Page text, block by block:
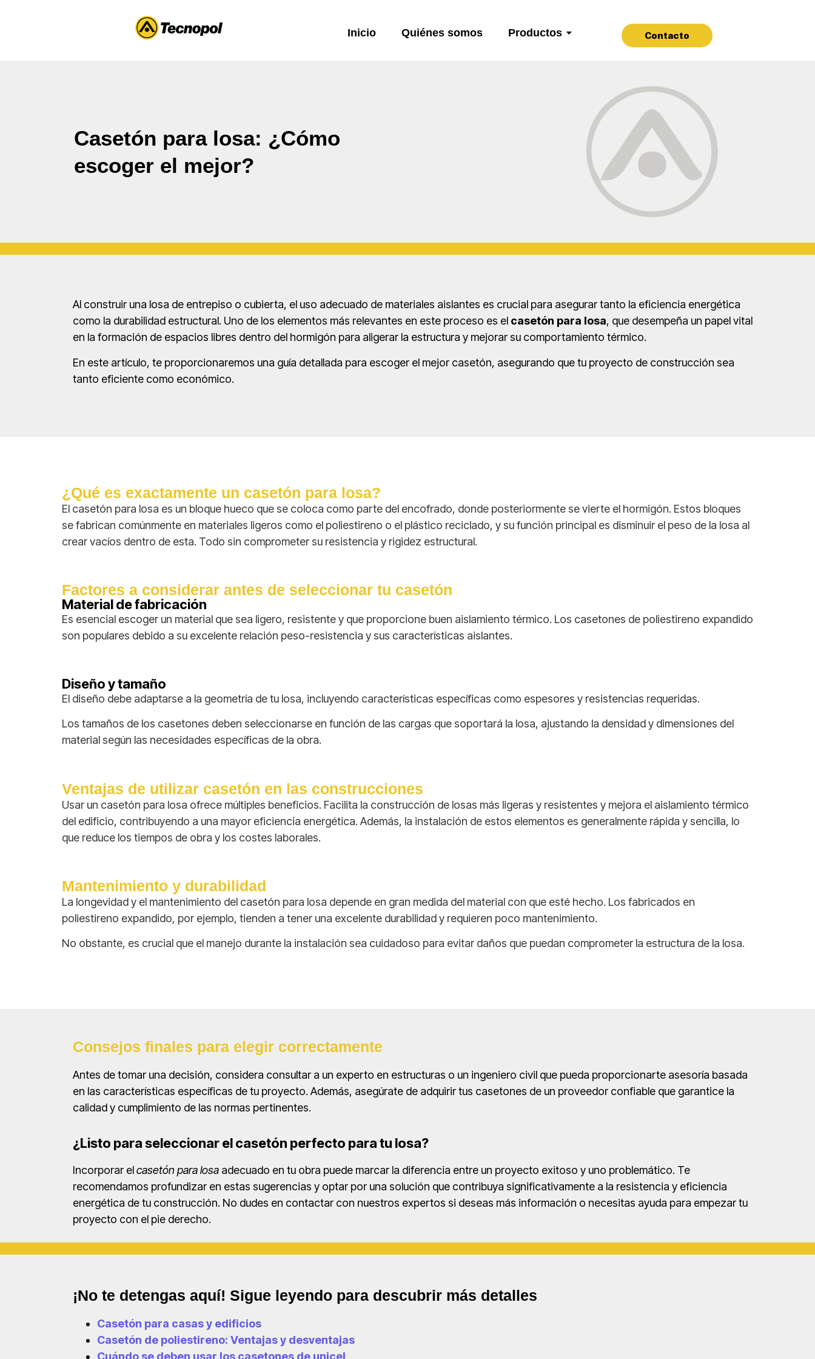
Inicio Quiénes somos Productos Contacto
Casetón para losa: ¿Cómo
escoger el mejor?
Al construir una losa de entrepiso o cubierta, el uso adecuado de materiales aislantes es crucial para asegurar tanto la eficiencia energética
como la durabilidad estructural. Uno de los elementos más relevantes en este proceso es el casetón para losa, que desempeña un papel vital
en la formación de espacios libres dentro del hormigón para aligerar la estructura y mejorar su comportamiento térmico.
En este artículo, te proporcionaremos una guía detallada para escoger el mejor casetón, asegurando que tu proyecto de construcción sea
tanto eficiente como económico.
¿Qué es exactamente un casetón para losa?
El casetón para losa es un bloque hueco que se coloca como parte del encofrado, donde posteriormente se vierte el hormigón. Estos bloques
se fabrican comúnmente en materiales ligeros como el poliestireno o el plástico reciclado, y su función principal es disminuir el peso de la losa al
crear vacíos dentro de esta. Todo sin comprometer su resistencia y rigidez estructural.
Factores a considerar antes de seleccionar tu casetón
Material de fabricación
Es esencial escoger un material que sea ligero, resistente y que proporcione buen aislamiento térmico. Los casetones de poliestireno expandido
son populares debido a su excelente relación peso-resistencia y sus características aislantes.
Diseño y tamaño
El diseño debe adaptarse a la geometría de tu losa, incluyendo características específicas como espesores y resistencias requeridas.
Los tamaños de los casetones deben seleccionarse en función de las cargas que soportará la losa, ajustando la densidad y dimensiones del
material según las necesidades específicas de la obra.
Ventajas de utilizar casetón en las construcciones
Usar un casetón para losa ofrece múltiples beneficios. Facilita la construcción de losas más ligeras y resistentes y mejora el aislamiento térmico
del edificio, contribuyendo a una mayor eficiencia energética. Además, la instalación de estos elementos es generalmente rápida y sencilla, lo
que reduce los tiempos de obra y los costes laborales.
Mantenimiento y durabilidad
La longevidad y el mantenimiento del casetón para losa depende en gran medida del material con que esté hecho. Los fabricados en
poliestireno expandido, por ejemplo, tienden a tener una excelente durabilidad y requieren poco mantenimiento.
No obstante, es crucial que el manejo durante la instalación sea cuidadoso para evitar daños que puedan comprometer la estructura de la losa.
Consejos finales para elegir correctamente
Antes de tomar una decisión, considera consultar a un experto en estructuras o un ingeniero civil que pueda proporcionarte asesoría basada
en las características específicas de tu proyecto. Además, asegúrate de adquirir tus casetones de un proveedor confiable que garantice la
calidad y cumplimiento de las normas pertinentes.
¿Listo para seleccionar el casetón perfecto para tu losa?
Incorporar elcasetón para losa adecuado en tu obra puede marcar la diferencia entre un proyecto exitoso y uno problemático. Te
recomendamos profundizar en estas sugerencias y optar por una solución que contribuya significativamente a la resistencia y eficiencia
energética de tu construcción. No dudes en contactar con nuestros expertos si deseas más información o necesitas ayuda para empezar tu
proyecto con el pie derecho.
¡No te detengas aquí! Sigue leyendo para descubrir más detalles
Casetón para casas y edificios
Casetón de poliestireno: Ventajas y desventajas
Cuándo se deben usar los casetones de unicel